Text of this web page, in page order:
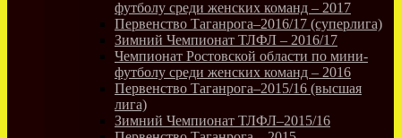
футболу среди женских команд – 2017
Первенство Таганрога–2016/17 (суперлига)
Зимний Чемпионат ТЛФЛ – 2016/17
Чемпионат Ростовской области по мини-
футболу среди женских команд – 2016
Первенство Таганрога–2015/16 (высшая
лига)
Зимний Чемпионат ТЛФЛ–2015/16